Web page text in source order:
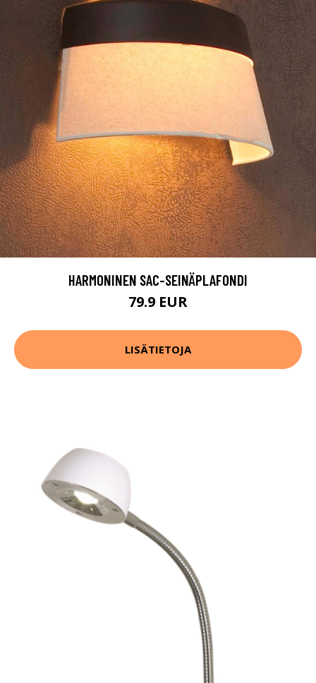
HARMONINEN SAC-SEINÄPLAFONDI
79.9 EUR
LISÄTIETOJA